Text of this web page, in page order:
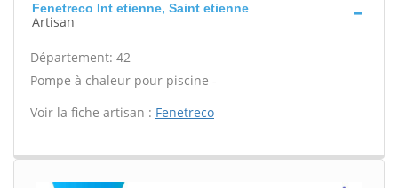
Fenetreco Int etienne, Saint etienne
Artisan
Département: 42
Pompe à chaleur pour piscine -
Voir la fiche artisan : Fenetreco